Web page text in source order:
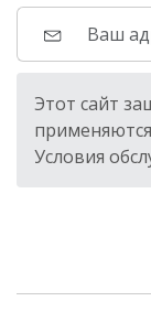
Этот сайт
Условия